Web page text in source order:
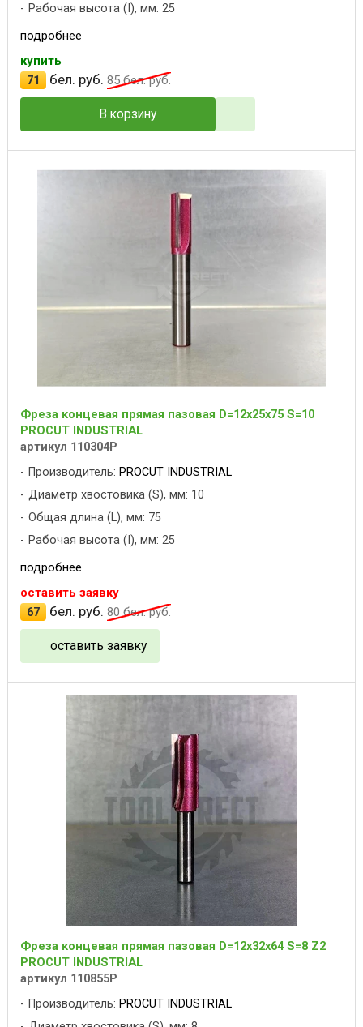
Рабочая высота (I), мм: 25
подробнее
купить
71
бел. руб. 85бел. руб.
В корзину
Фреза концевая прямая пазовая D=12x25x75 S=10
PROCUT INDUSTRIAL
артикул 110304P
Производитель: PROCUT INDUSTRIAL
Диаметр хвостовика (S), мм: 10
Общая длина (L), мм: 75
Рабочая высота (I), мм: 25
подробнее
оставить заявку
67
бел. руб. 80бел. руб.
оставить заявку
Фреза концевая прямая пазовая D=12x32x64 S=8 Z2
PROCUT INDUSTRIAL
артикул 110855P
Производитель: PROCUT INDUSTRIAL